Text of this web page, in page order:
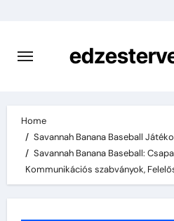
content
Home
Savannah Banana Baseball
Savannah Banana Baseball:
Kommunikációs szabványok,